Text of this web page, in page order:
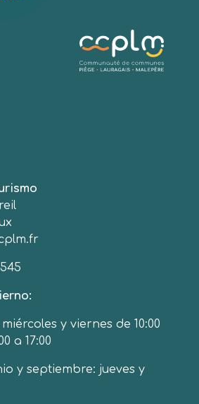
y viernes de 10:00
a 17:00
y septiembre: jueves y